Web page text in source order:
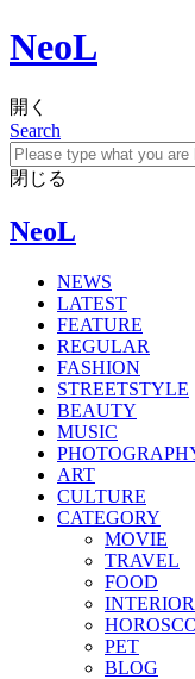
NeoL
開く
Search
閉じる
NeoL
NEWS
LATEST
FEATURE
REGULAR
FASHION
STREETSTYLE
BEAUTY
MUSIC
ART
CULTURE
CATEGORY
MOVIE
TRAVEL
FOOD
INTERIOR
PET
BLOG